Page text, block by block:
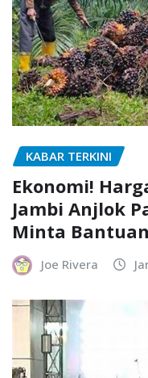
KABAR TERKINI
Ekonomi!
Jambi Anjlok
Minta
Joe Rivera